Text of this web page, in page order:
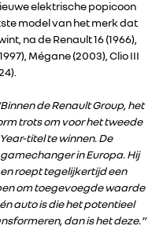
elektrische popicoon
model van het merk dat
na de Renault 16 (1966),
Mégane (2003), Clio III
de Renault Group, het
trots om voor het tweede
titel te winnen. De
in Europa. Hij
roept tegelijkertijd een
om toegevoegde waarde
auto is die het potentieel
dan is het deze.”